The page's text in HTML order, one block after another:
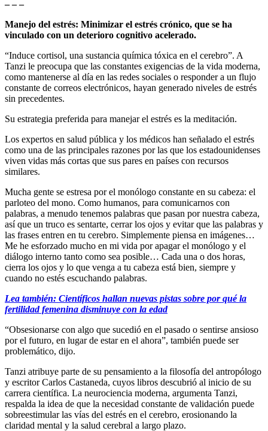
– – –
Manejo del estrés: Minimizar el estrés crónico, que se ha
vinculado con un deterioro cognitivo acelerado.
“Induce cortisol, una sustancia química tóxica en el cerebro”. A
Tanzi le preocupa que las constantes exigencias de la vida moderna,
como mantenerse al día en las redes sociales o responder a un flujo
constante de correos electrónicos, hayan generado niveles de estrés
sin precedentes.
Su estrategia preferida para manejar el estrés es la meditación.
Los expertos en salud pública y los médicos han señalado el estrés
como una de las principales razones por las que los estadounidenses
viven vidas más cortas que sus pares en países con recursos
similares.
Mucha gente se estresa por el monólogo constante en su cabeza: el
parloteo del mono. Como humanos, para comunicarnos con
palabras, a menudo tenemos palabras que pasan por nuestra cabeza,
así que un truco es sentarte, cerrar los ojos y evitar que las palabras y
las frases entren en tu cerebro. Simplemente piensa en imágenes…
Me he esforzado mucho en mi vida por apagar el monólogo y el
diálogo interno tanto como sea posible… Cada una o dos horas,
cierra los ojos y lo que venga a tu cabeza está bien, siempre y
cuando no estés escuchando palabras.
Lea también: Científicos hallan nuevas pistas sobre por qué la
fertilidad femenina disminuye con la edad
“Obsesionarse con algo que sucedió en el pasado o sentirse ansioso
por el futuro, en lugar de estar en el ahora”, también puede ser
problemático, dijo.
Tanzi atribuye parte de su pensamiento a la filosofía del antropólogo
y escritor Carlos Castaneda, cuyos libros descubrió al inicio de su
carrera científica. La neurociencia moderna, argumenta Tanzi,
respalda la idea de que la necesidad constante de validación puede
sobreestimular las vías del estrés en el cerebro, erosionando la
claridad mental y la salud cerebral a largo plazo.